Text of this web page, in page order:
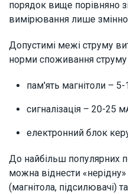
порядок вище порівняно
вимірювання лише
Допустимі межі струму
норми споживання
пам'ять магнітоли –
сигналізація – 20-25
електронний блок
До найбільш популярних
можна віднести
(магнітола, підсилювачі)